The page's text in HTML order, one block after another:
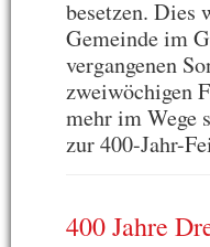
besetzen. Dies
Gemeinde im
vergangenen
zweiwöchigen
mehr im Wege
zur 400-Jahr-
400 Jahre